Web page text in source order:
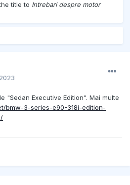
title to Intrebari despre motor
"Sedan Executive Edition". Mai multe
bmw-3-series-e90-318i-edition-